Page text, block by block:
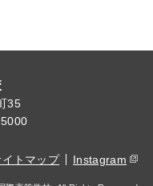
35
トマップ Instagram